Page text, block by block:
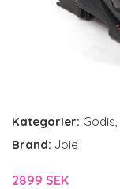
Kategorier: Godis
Brand: Joie
2899 SEK